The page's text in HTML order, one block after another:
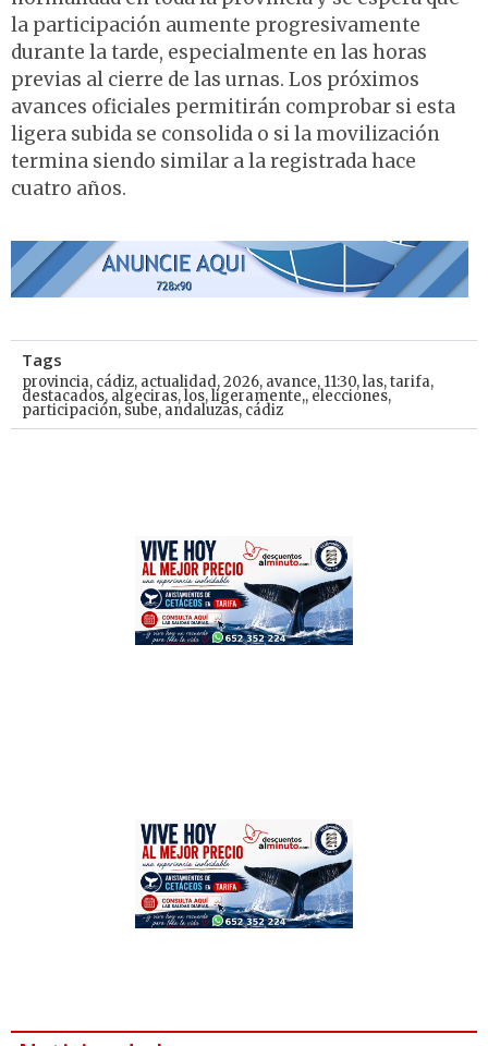
la participación aumente progresivamente
durante la tarde, especialmente en las horas
previas al cierre de las urnas. Los próximos
avances oficiales permitirán comprobar si esta
ligera subida se consolida o si la movilización
termina siendo similar a la registrada hace
cuatro años.
Tags
provincia, cádiz, actualidad,2026, avance, 11:30,las,tarifa,
destacados, algeciras,los,ligeramente,, elecciones,
participación, sube, andaluzas, cádiz